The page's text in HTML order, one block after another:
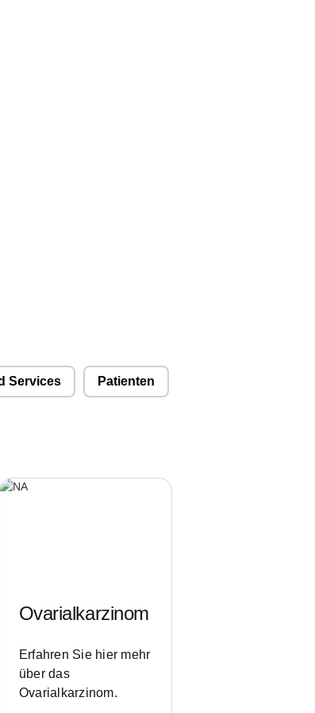
Services Patienten
Ovarialkarzinom
Erfahren Sie hier mehr
über das
Ovarialkarzinom.